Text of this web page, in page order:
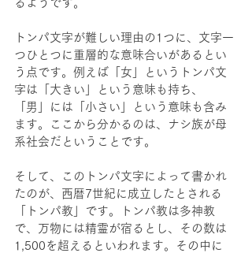
るようです。
トンパ文字が難しい理由の1つに、文字一
つひとつに重層的な意味合いがあるとい
う点です。例えば「女」というトンパ文
字は「大きい」という意味も持ち、
「男」には「小さい」という意味も含み
ます。ここから分かるのは、ナシ族が母
系社会だということです。
そして、このトンパ文字によって書かれ
たのが、西暦7世紀に成立したとされる
「トンパ教」です。トンパ教は多神教
で、万物には精霊が宿るとし、その数は
1,500を超えるといわれます。その中に